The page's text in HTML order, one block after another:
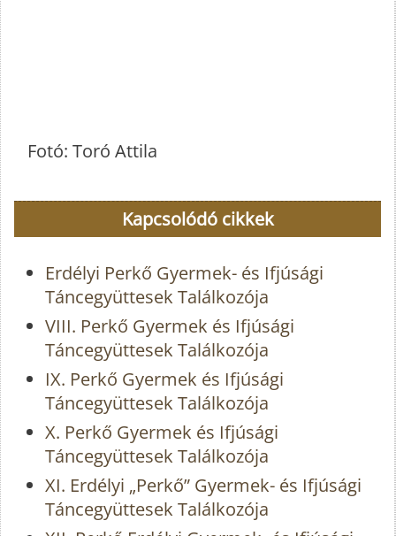
Fotó: Toró Attila
Kapcsolódó cikkek
Erdélyi Perkő Gyermek- és Ifjúsági
Táncegyüttesek Találkozója
VIII. Perkő Gyermek és Ifjúsági
Táncegyüttesek Találkozója
IX. Perkő Gyermek és Ifjúsági
Táncegyüttesek Találkozója
X. Perkő Gyermek és Ifjúsági
Táncegyüttesek Találkozója
XI. Erdélyi „Perkő” Gyermek- és Ifjúsági
Táncegyüttesek Találkozója